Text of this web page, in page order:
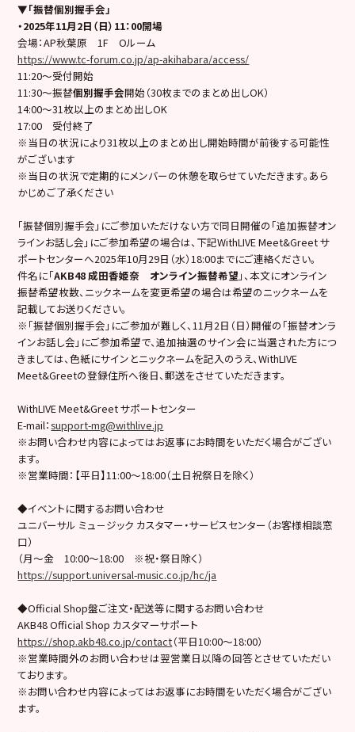
▼「振替個別握手会」
・2025年11月2日（日）11：00開場
会場：AP秋葉原 1F Oルーム
https://www.tc-forum.co.jp/ap-akihabara/access/
11:20〜受付開始
11:30〜振替個別握手会開始（30枚までのまとめ出しOK）
14:00〜31枚以上のまとめ出しOK
17:00 受付終了
※当日の状況により31枚以上のまとめ出し開始時間が前後する可能性
がございます
※当日の状況で定期的にメンバーの休憩を取らせていただきます。あら
かじめご了承ください
「振替個別握手会」にご参加いただけない方で同日開催の「追加振替オン
ラインお話し会」にご参加希望の場合は、下記WithLIVE Meet&Greet サ
ポートセンターへ2025年10月29日（水）18:00までにご連絡ください。
件名に「AKB48 成田香姫奈 オンライン振替希望 」、本文にオンライン
振替希望枚数、ニックネームを変更希望の場合は希望のニックネームを
記載してお送りください。
※「振替個別握手会」にご参加が難しく、11月2日（日）開催の「振替オンラ
インお話し会」にご参加希望で、追加抽選のサイン会に当選された方につ
きましては、色紙にサインとニックネームを記入のうえ、WithLIVE
Meet&Greetの登録住所へ後日、郵送をさせていただきます。
WithLIVE Meet&Greet サポートセンター
E-mail：support-mg@withlive.jp
※お問い合わせ内容によってはお返事にお時間をいただく場合がござい
ます。
※営業時間：【平日】11:00〜18:00（土日祝祭日を除く）
◆イベントに関するお問い合わせ
ユニバーサル ミュ－ジック カスタマー・サービスセンター（お客様相談窓
口）
（月～金 10:00～18:00 ※祝・祭日除く）
https://support.universal-music.co.jp/hc/ja
◆Official Shop盤ご注文・配送等に関するお問い合わせ
AKB48 Official Shop カスタマーサポート
https://shop.akb48.co.jp/contact（平日10:00～18:00）
※営業時間外のお問い合わせは翌営業日以降の回答とさせていただい
ております。
※お問い合わせ内容によってはお返事にお時間をいただく場合がござい
ます。